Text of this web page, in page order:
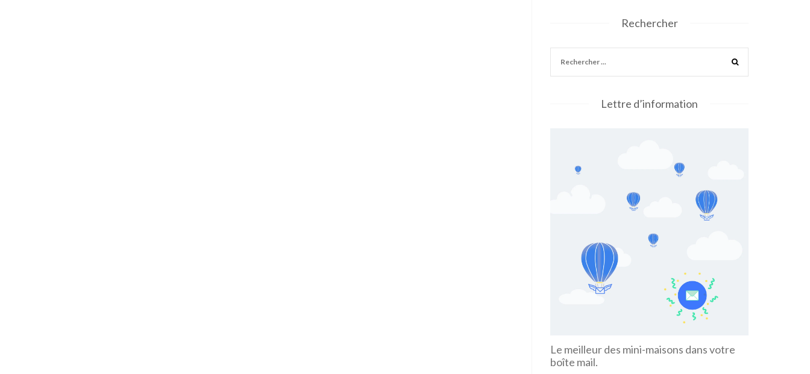
Rechercher
Lettre d’information
Le meilleur des mini-maisons dans votre
boîte mail.